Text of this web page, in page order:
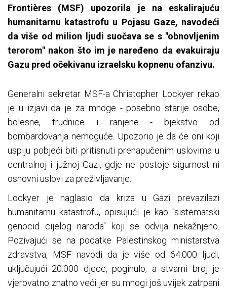
Frontières (MSF) upozorila je na eskalirajuću
humanitarnu katastrofu u Pojasu Gaze, navodeći
da više od milion ljudi suočava se s "obnovljenim
terorom" nakon što im je naređeno da evakuiraju
Gazu pred očekivanu izraelsku kopnenu ofanzivu.
Generalni sekretar MSF-a Christopher Lockyer rekao
je u izjavi da je za mnoge - posebno starije osobe,
bolesne, trudnice i ranjene - bjekstvo od
bombardovanja nemoguće. Upozorio je da će oni koji
uspiju pobjeći biti pritisnuti prenapučenim uslovima u
centralnoj i južnoj Gazi, gdje ne postoje sigurnost ni
osnovni uslovi za preživljavanje.
Lockyer je naglasio da kriza u Gazi prevazilazi
humanitarnu katastrofu, opisujući je kao "sistematski
genocid cijelog naroda" koji se odvija nekažnjeno.
Pozivajući se na podatke Palestinskog ministarstva
zdravstva, MSF navodi da je više od 64.000 ljudi,
uključujući 20.000 djece, poginulo, a stvarni broj je
vjerovatno znatno veći jer su mnogi još uvijek zatrpani